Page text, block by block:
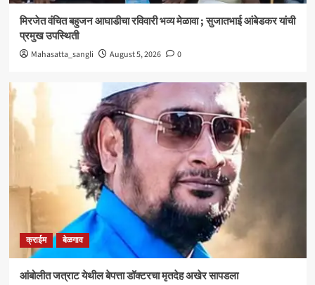
3
4
सांगली
विद्यावाचस्पती गुरुदेव शंकर अभ्यंकर यांना ‘कलातपस्वी’
सांगली
मिरजेतील आयडियल स्मार्ट स्कूलमध्ये दहावीच्या विद्यार्थी
मंत्रिमंडळाचा पदग्रहण सोहळा
मिरजेत वंचित बहुजन आघाडीचा रविवारी भव्य मेळावा ; सुजातभाई आंबेडकर यांची
प्रमुख उपस्थिती
Mahasatta_sangli August 5, 2026 0
क्राईम बेळगाव
आंबोलीत जत्राट येथील बेपत्ता डॉक्टरचा मृतदेह अखेर सापडला